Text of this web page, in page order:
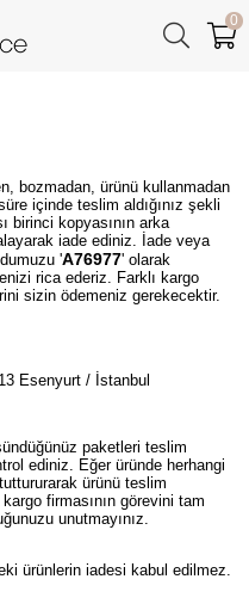
0
bozmadan, ürünü kullanmadan
içinde teslim aldığınız şekli
birinci kopyasının arka
iade ediniz. İade veya
'A76977' olarak
rica ederiz. Farklı kargo
sizin ödemeniz gerekecektir.
Esenyurt / İstanbul
paketleri teslim
ediniz. Eğer üründe herhangi
ürünü teslim
firmasının görevini tam
unutmayınız.
ürünlerin iadesi kabul edilmez.